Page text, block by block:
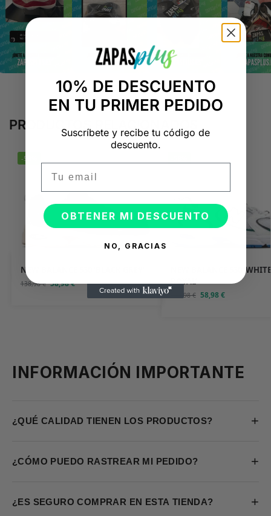
PRODUCTOS RELACIONADOS
-58%
NEW BALANCE 530 ‘BLACK GREY’
138,98€ 58,98€
NEW BALANCE 530
ROYAL’
138,98€ 58,98€
INFORMACIÓN IMPORTANTE
¿QUÉ CALIDAD TIENEN LOS PRODUCTOS? +
¿CÓMO PUEDO RASTREAR MI PEDIDO? +
¿ES SEGURO COMPRAR EN ESTA TIENDA? +
10% DE DESCUENTO
EN TU PRIMER PEDIDO
Suscríbete y recibe tu código de
descuento.
OBTENER MI DESCUENTO
NO, GRACIAS